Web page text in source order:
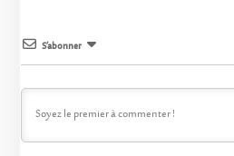
S’abonner